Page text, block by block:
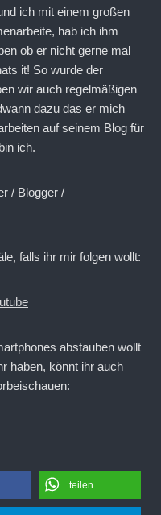
ich mit einem großen
hab ich ihm
ob er nicht gerne mal
it! So wurde der
wir auch regelmäßigen
dazu das er mich
auf seinem Blog für
ich.
/ Blogger /
falls ihr mir folgen wollt:
abstauben wollt
haben, könnt ihr auch
teilen